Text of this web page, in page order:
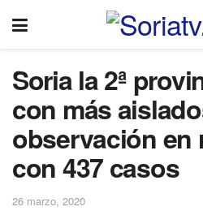
Soria la 2ª
con más
observación en
con 437 casos
26 marzo, 2020